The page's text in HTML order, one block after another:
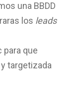
una BBDD
los leads
para que
targetizada